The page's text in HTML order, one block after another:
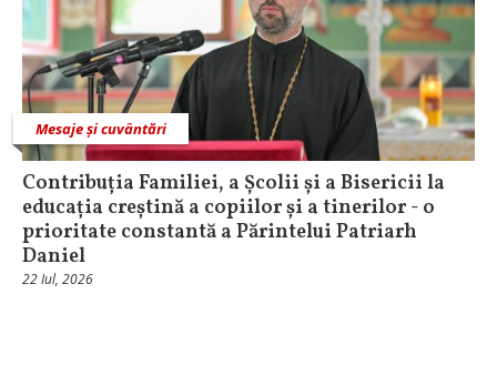
Mesaje și cuvântări
Contribuția Familiei, a Școlii și a Bisericii la
educația creștină a copiilor și a tinerilor - o
prioritate constantă a Părintelui Patriarh
Daniel
22 Iul, 2026